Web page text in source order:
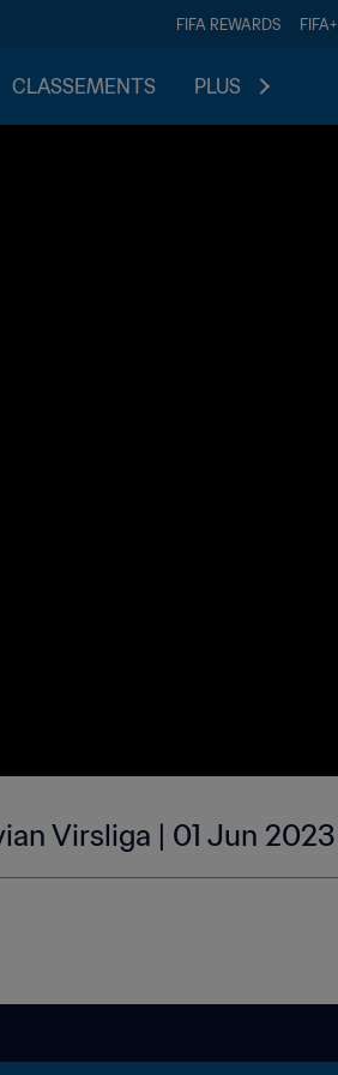
FIFA REWARDS FIFA+
CLASSEMENTS PLUS
Virsliga | 01 Jun 2023